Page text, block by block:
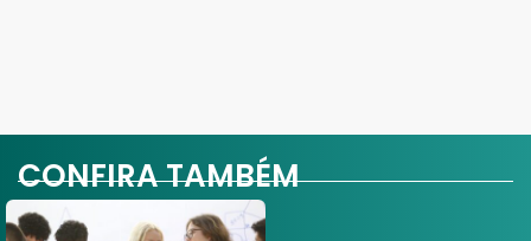
CONFIRA TAMBÉM